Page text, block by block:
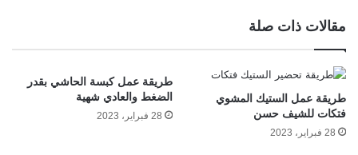
مقالات ذات صلة
طريقة عمل الستيك المشوي
فتكات للشيف حسن
28 فبراير، 2023
طريقة عمل كبسة الحاشي بقدر
الضغط والعادي شهية
28 فبراير، 2023